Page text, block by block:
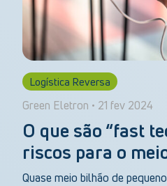
Logística Reversa
Green Eletron • 21 fev 2024
O que são “fast
riscos para o
Quase meio bilhão de